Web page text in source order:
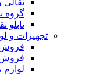
نقالی
گروه
تابلو
تجهیزات و
فروش
فروش
لوازم